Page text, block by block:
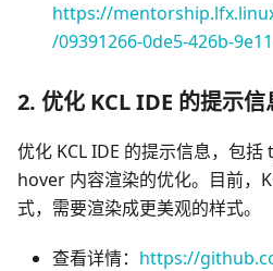
https://
/09391266-0de5-426b-
2. 优化 KCL IDE 的提示信
优化 KCL IDE 的提示信息，包
hover 内容渲染的优化。目前，
式，需要渲染成更美观的样式。
查看详情： https://